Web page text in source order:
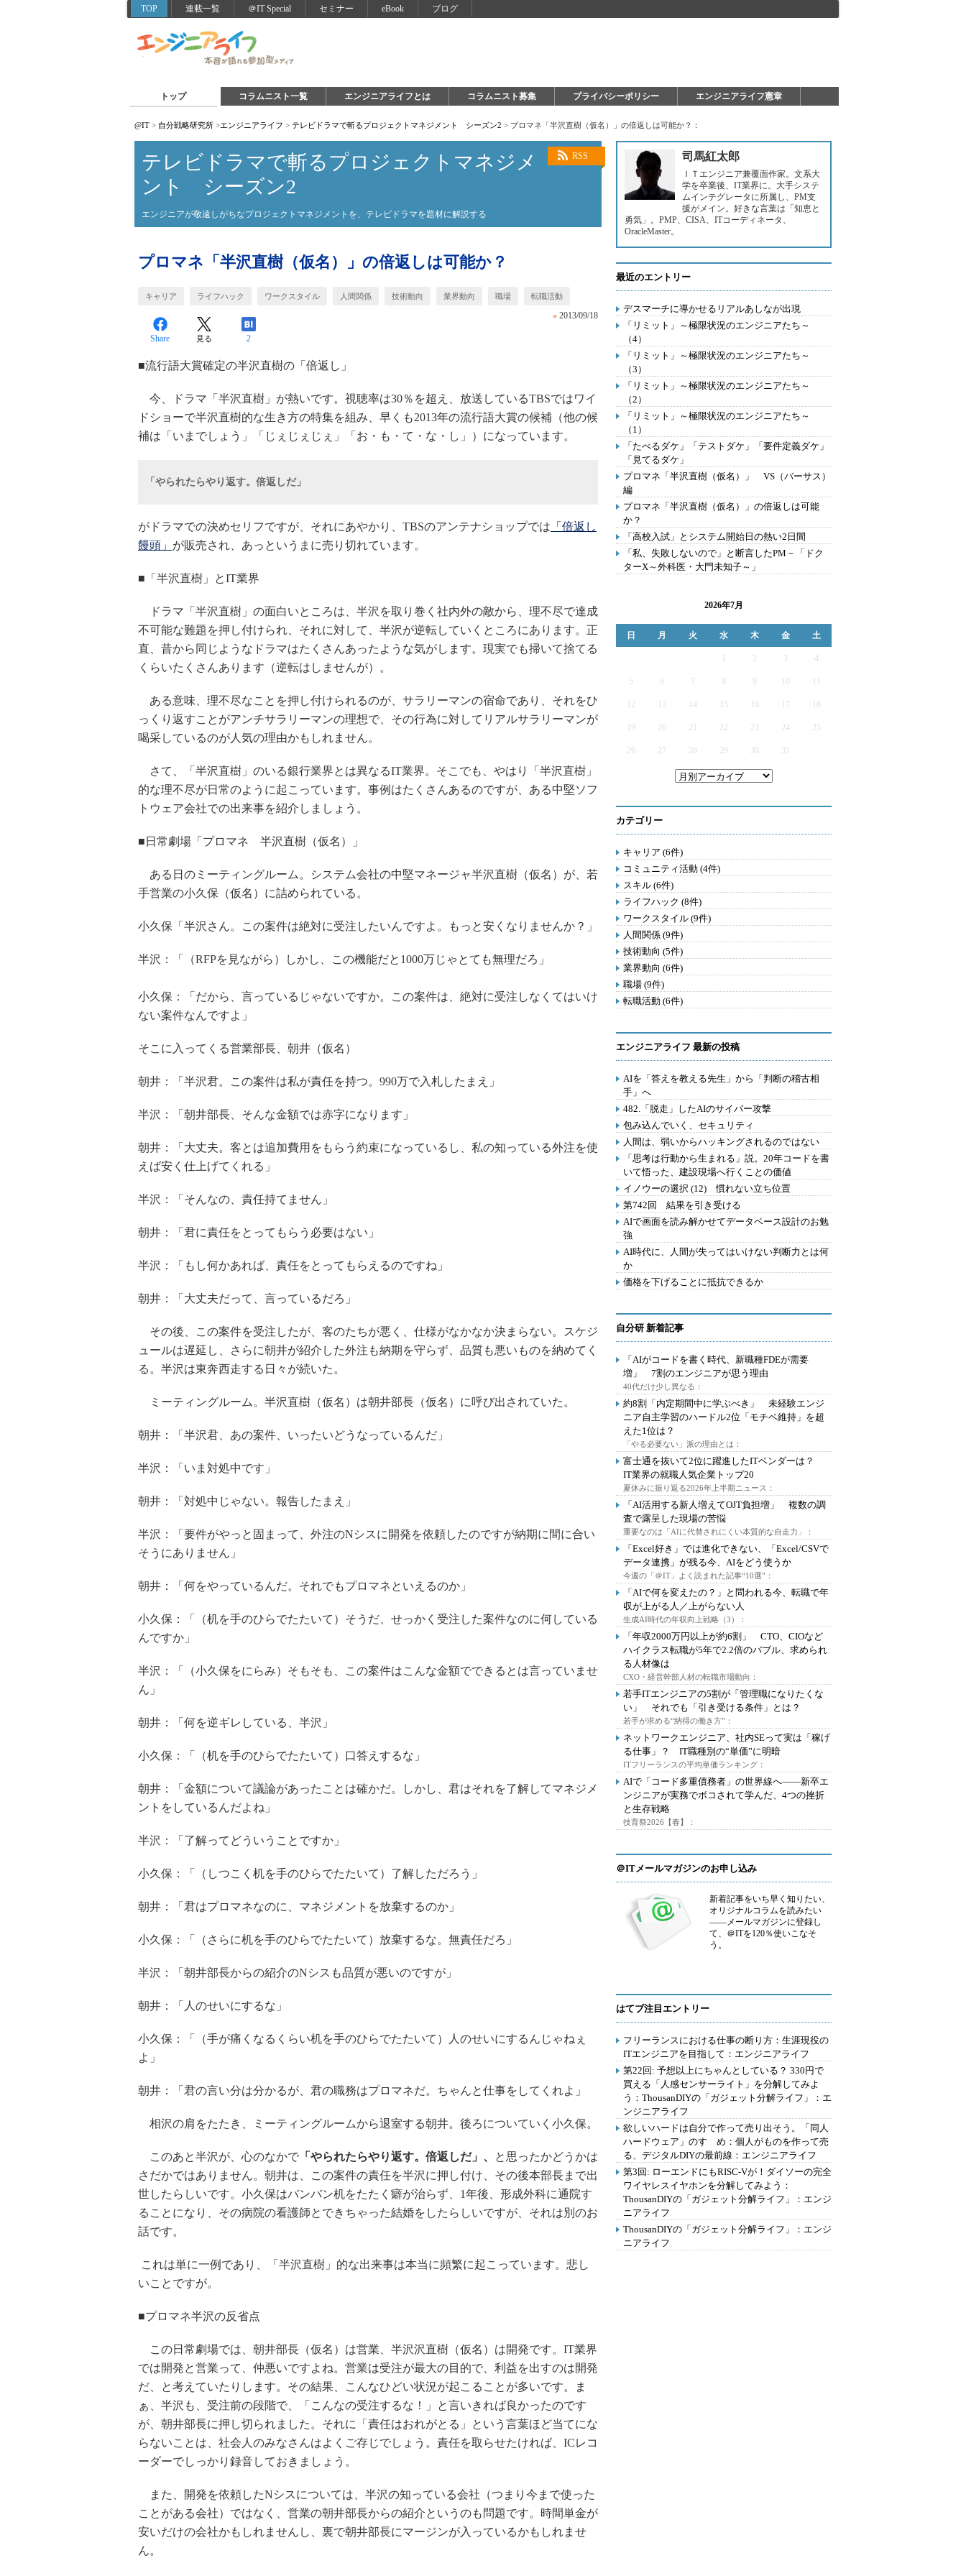
TOP 連載一覧 ＠IT Special セミナー eBook ブログ
トップ コラムニスト一覧 エンジニアライフとは コラムニスト募集 プライバシーポリシー エンジニアライフ憲章
@IT > 自分戦略研究所 >エンジニアライフ > テレビドラマで斬るプロジェクトマネジメント シーズン2 > プロマネ「半沢直樹（仮名）」の倍返しは可能か？：
RSS
テレビドラマで斬るプロジェクトマネジメ
ント シーズン2
エンジニアが敬遠しがちなプロジェクトマネジメントを、テレビドラマを題材に解説する
プロマネ「半沢直樹（仮名）」の倍返しは可能か？
キャリア ライフハック ワークスタイル 人間関係 技術動向 業界動向 職場 転職活動
» 2013/09/18
Share 見る 2
■流行語大賞確定の半沢直樹の「倍返し」
今、ドラマ「半沢直樹」が熱いです。視聴率は30％を超え、放送しているTBSではワイ
ドショーで半沢直樹的な生き方の特集を組み、早くも2013年の流行語大賞の候補（他の候
補は「いまでしょう」「じぇじぇじぇ」「お・も・て・な・し」）になっています。
「やられたらやり返す。倍返しだ」
がドラマでの決めセリフですが、それにあやかり、TBSのアンテナショップでは 「倍返し
饅頭」 が販売され、あっというまに売り切れています。
■「半沢直樹」とIT業界
ドラマ「半沢直樹」の面白いところは、半沢を取り巻く社内外の敵から、理不尽で達成
不可能な難題を押し付けられ、それに対して、半沢が逆転していくところにあります。正
直、昔から同じようなドラマはたくさんあったような気がします。現実でも掃いて捨てる
くらいたくさんあります（逆転はしませんが）。
ある意味、理不尽なことを押し付けられるのが、サラリーマンの宿命であり、それをひ
っくり返すことがアンチサラリーマンの理想で、その行為に対してリアルサラリーマンが
喝采しているのが人気の理由かもしれません。
さて、「半沢直樹」のいる銀行業界とは異なるIT業界。そこでも、やはり「半沢直樹」
的な理不尽が日常のように起こっています。事例はたくさんあるのですが、ある中堅ソフ
トウェア会社での出来事を紹介しましょう。
■日常劇場「プロマネ 半沢直樹（仮名）」
ある日のミーティングルーム。システム会社の中堅マネージャ半沢直樹（仮名）が、若
手営業の小久保（仮名）に詰められている。
小久保「半沢さん。この案件は絶対に受注したいんですよ。もっと安くなりませんか？」
半沢：「（RFPを見ながら）しかし、この機能だと1000万じゃとても無理だろ」
小久保：「だから、言っているじゃないですか。この案件は、絶対に受注しなくてはいけ
ない案件なんですよ」
そこに入ってくる営業部長、朝井（仮名）
朝井：「半沢君。この案件は私が責任を持つ。990万で入札したまえ」
半沢：「朝井部長、そんな金額では赤字になります」
朝井：「大丈夫。客とは追加費用をもらう約束になっているし、私の知っている外注を使
えば安く仕上げてくれる」
半沢：「そんなの、責任持てません」
朝井：「君に責任をとってもらう必要はない」
半沢：「もし何かあれば、責任をとってもらえるのですね」
朝井：「大丈夫だって、言っているだろ」
その後、この案件を受注したが、客のたちが悪く、仕様がなかなか決まらない。スケジ
ュールは遅延し、さらに朝井が紹介した外注も納期を守らず、品質も悪いものを納めてく
る。半沢は東奔西走する日々が続いた。
ミーティングルーム。半沢直樹（仮名）は朝井部長（仮名）に呼び出されていた。
朝井：「半沢君、あの案件、いったいどうなっているんだ」
半沢：「いま対処中です」
朝井：「対処中じゃない。報告したまえ」
半沢：「要件がやっと固まって、外注のNシスに開発を依頼したのですが納期に間に合い
そうにありません」
朝井：「何をやっているんだ。それでもプロマネといえるのか」
小久保：「（机を手のひらでたたいて）そうだ、せっかく受注した案件なのに何している
んですか」
半沢：「（小久保をにらみ）そもそも、この案件はこんな金額でできるとは言っていませ
ん」
朝井：「何を逆ギレしている、半沢」
小久保：「（机を手のひらでたたいて）口答えするな」
朝井：「金額について議論があったことは確かだ。しかし、君はそれを了解してマネジメ
ントをしているんだよね」
半沢：「了解ってどういうことですか」
小久保：「（しつこく机を手のひらでたたいて）了解しただろう」
朝井：「君はプロマネなのに、マネジメントを放棄するのか」
小久保：「（さらに机を手のひらでたたいて）放棄するな。無責任だろ」
半沢：「朝井部長からの紹介のNシスも品質が悪いのですが」
朝井：「人のせいにするな」
小久保：「（手が痛くなるくらい机を手のひらでたたいて）人のせいにするんじゃねぇ
よ」
朝井：「君の言い分は分かるが、君の職務はプロマネだ。ちゃんと仕事をしてくれよ」
相沢の肩をたたき、ミーティングルームから退室する朝井。後ろについていく小久保。
このあと半沢が、心のなかで 「やられたらやり返す。倍返しだ」、
と思ったかどうかは
さだかではありません。朝井は、この案件の責任を半沢に押し付け、その後本部長まで出
世したらしいです。小久保はバンバン机をたたく癖が治らず、1年後、形成外科に通院す
ることになり、その病院の看護師とできちゃった結婚をしたらしいですが、それは別のお
話です。
これは単に一例であり、「半沢直樹」的な出来事は本当に頻繁に起こっています。悲し
いことですが。
■プロマネ半沢の反省点
この日常劇場では、朝井部長（仮名）は営業、半沢沢直樹（仮名）は開発です。IT業界
では開発と営業って、仲悪いですよね。営業は受注が最大の目的で、利益を出すのは開発
だ、と考えていたりします。その結果、こんなひどい状況が起こることが多いです。ま
ぁ、半沢も、受注前の段階で、「こんなの受注するな！」と言いきれば良かったのです
が、朝井部長に押し切られました。それに「責任はおれがとる」という言葉ほど当てにな
らないことは、社会人のみなさんはよくご存じでしょう。責任を取らせたければ、ICレコ
ーダーでしっかり録音しておきましょう。
また、開発を依頼したNシスについては、半沢の知っている会社（つまり今まで使った
ことがある会社）ではなく、営業の朝井部長からの紹介というのも問題です。時間単金が
安いだけの会社かもしれませんし、裏で朝井部長にマージンが入っているかもしれませ
ん。
司馬紅太郎
ＩＴエンジニア兼覆面作家。文系大
学を卒業後、IT業界に。大手システ
ムインテグレータに所属し、PM支
援がメイン。好きな言葉は「知恵と
勇気」。PMP、CISA、ITコーディネータ、
OracleMaster。
最近のエントリー
デスマーチに導かせるリアルあしなが出現
「リミット」～極限状況のエンジニアたち～
（4）
「リミット」～極限状況のエンジニアたち～
（3）
「リミット」～極限状況のエンジニアたち～
（2）
「リミット」～極限状況のエンジニアたち～
（1）
「たべるダケ」「テストダケ」「要件定義ダケ」
「見てるダケ」
プロマネ「半沢直樹（仮名）」 VS（バーサス）
編
プロマネ「半沢直樹（仮名）」の倍返しは可能
か？
「高校入試」とシステム開始日の熱い2日間
「私、失敗しないので」と断言したPM－「ドク
ターX～外科医・大門未知子～」
2026年7月
日 月 火 水 木 金 土
2 3 4
5 6 7 9
12 13 14 15 16 17
19 20 21 22 23 24 25
26 27 28 29 30 31
カテゴリー
キャリア (6件)
コミュニティ活動 (4件)
スキル (6件)
ライフハック (8件)
ワークスタイル (9件)
人間関係 (9件)
技術動向 (5件)
業界動向 (6件)
職場 (9件)
転職活動 (6件)
エンジニアライフ 最新の投稿
AIを「答えを教える先生」から「判断の稽古相
手」へ
482.「脱走」したAIのサイバー攻撃
包み込んでいく、セキュリティ
人間は、弱いからハッキングされるのではない
「思考は行動から生まれる」説。20年コードを書
いて悟った、建設現場へ行くことの価値
イノウーの選択 (12) 慣れない立ち位置
第742回 結果を引き受ける
AIで画面を読み解かせてデータベース設計のお勉
強
AI時代に、人間が失ってはいけない判断力とは何
か
価格を下げることに抵抗できるか
自分研 新着記事
「AIがコードを書く時代、新職種FDEが需要
増」 7割のエンジニアが思う理由
40代だけ少し異なる：
約8割「内定期間中に学ぶべき」 未経験エンジ
ニア自主学習のハードル2位「モチベ維持」を超
えた1位は？
「やる必要ない」派の理由とは：
富士通を抜いて2位に躍進したITベンダーは？
IT業界の就職人気企業トップ20
夏休みに振り返る2026年上半期ニュース：
「AI活用する新人増えてOJT負担増」 複数の調
査で露呈した現場の苦悩
重要なのは「AIに代替されにくい本質的な自走力」：
「Excel好き」では進化できない、「Excel/CSVで
データ連携」が残る今、AIをどう使うか
今週の「＠IT」よく読まれた記事“10選”：
「AIで何を変えたの？」と問われる今、転職で年
収が上がる人／上がらない人
生成AI時代の年収向上戦略（3）：
「年収2000万円以上が約6割」 CTO、CIOなど
ハイクラス転職が5年で2.2倍のバブル、求められ
る人材像は
CXO・経営幹部人材の転職市場動向：
若手ITエンジニアの5割が「管理職になりたくな
い」 それでも「引き受ける条件」とは？
若手が求める“納得の働き方”：
ネットワークエンジニア、社内SEって実は「稼げ
る仕事」？ IT職種別の“単価”に明暗
ITフリーランスの平均単価ランキング：
AIで「コード多重債務者」の世界線へ――新卒エ
ンジニアが実務でボコされて学んだ、4つの挫折
と生存戦略
技育祭2026【春】：
＠ITメールマガジンのお申し込み
新着記事をいち早く知りたい、
オリジナルコラムを読みたい
――メールマガジンに登録し
て、＠ITを120％使いこなそ
う。
はてブ注目エントリー
フリーランスにおける仕事の断り方：生涯現役の
ITエンジニアを目指して：エンジニアライフ
第22回: 予想以上にちゃんとしている？ 330円で
買える「人感センサーライト」を分解してみよ
う：ThousanDIYの「ガジェット分解ライフ」：エ
ンジニアライフ
欲しいハードは自分で作って売り出そう。「同人
ハードウェア」のすゝめ：個人がものを作って売
る、デジタルDIYの最前線：エンジニアライフ
第3回: ローエンドにもRISC-Vが！ダイソーの完全
ワイヤレスイヤホンを分解してみよう：
ThousanDIYの「ガジェット分解ライフ」：エンジ
ニアライフ
ThousanDIYの「ガジェット分解ライフ」：エンジ
ニアライフ